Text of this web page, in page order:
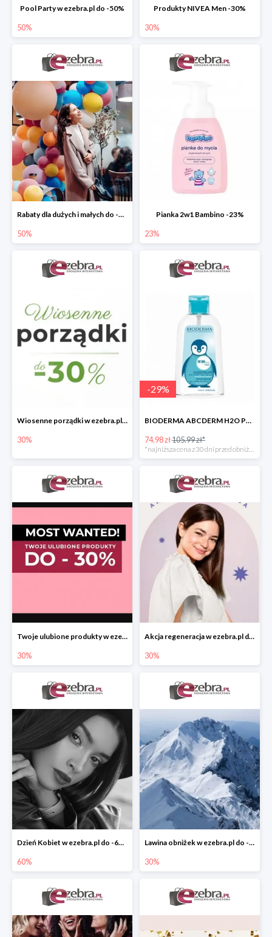
Pool Party w ezebra.pl do -50%
50%
Produkty NIVEA Men -30%
30%
Rabaty dla dużych i małych do -50%
50%
Pianka 2w1 Bambino -23%
23%
Wiosenne porządki w ezebra.pl do -30%
30%
-29%
BIODERMA ABCDERM H2O PŁYN MICELARNY DLA DZIECI -29%
74.98 zł105.99 zł*
*najniższa cena z 30 dni przed obniżką
Twoje ulubione produkty w ezebra.pl do -30%
30%
Akcja regeneracja w ezebra.pl do -30%
30%
Dzień Kobiet w ezebra.pl do -60%
60%
Lawina obniżek w ezebra.pl do -30%
30%